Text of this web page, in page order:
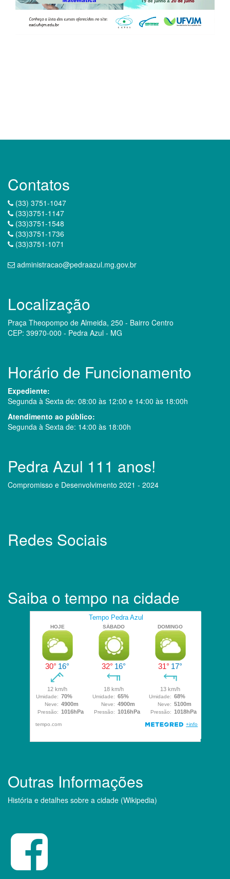
Contatos
(33) 3751-1047
(33)3751-1147
(33)3751-1548
(33)3751-1736
(33)3751-1071
administracao@pedraazul.mg.gov.br
Localização
Praça Theopompo de Almeida, 250 - Bairro Centro
CEP: 39970-000 - Pedra Azul - MG
Horário de Funcionamento
Expediente:
Segunda à Sexta de: 08:00 às 12:00 e 14:00 às 18:00h
Atendimento ao público:
Segunda à Sexta de: 14:00 às 18:00h
Pedra Azul 111 anos!
Compromisso e Desenvolvimento 2021 - 2024
Redes Sociais
Saiba o tempo na cidade
Outras Informações
História e detalhes sobre a cidade (Wikipedia)